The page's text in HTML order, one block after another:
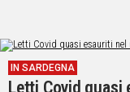
IN SARDEGNA
Letti Covid quasi